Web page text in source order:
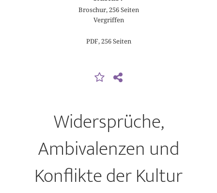
Broschur, 256 Seiten
Vergriffen
PDF, 256 Seiten
Widersprüche,
Ambivalenzen und
Konflikte der Kultur